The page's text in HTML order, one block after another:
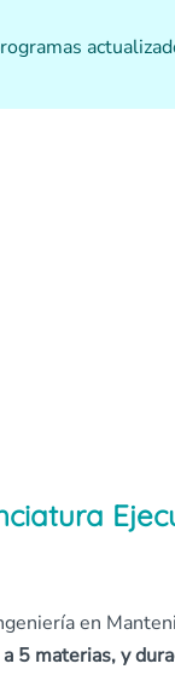
en
5 materias, y